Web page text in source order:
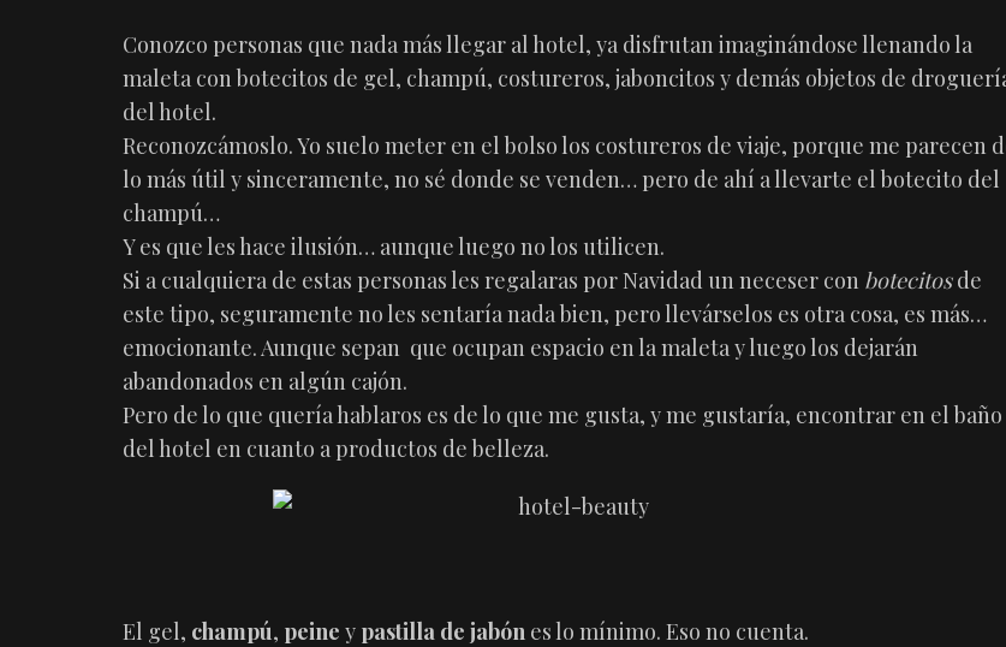
Conozco personas que nada más llegar al hotel, ya disfrutan imaginándose llenando la
maleta con botecitos de gel, champú, costureros, jaboncitos y demás objetos de
del hotel.
Reconozcámoslo. Yo suelo meter en el bolso los costureros de viaje, porque me parecen
lo más útil y sinceramente, no sé donde se venden… pero de ahí a llevarte el botecito del
champú…
Y es que les hace ilusión… aunque luego no los utilicen.
Si a cualquiera de estas personas les regalaras por Navidad un neceser con botecitosde
este tipo, seguramente no les sentaría nada bien, pero llevárselos es otra cosa, es más…
emocionante. Aunque sepan que ocupan espacio en la maleta y luego los dejarán
abandonados en algún cajón.
Pero de lo que quería hablaros es de lo que me gusta, y me gustaría, encontrar en el baño
del hotel en cuanto a productos de belleza.
El gel, champú, peine y pastilla de jabón es lo mínimo. Eso no cuenta.